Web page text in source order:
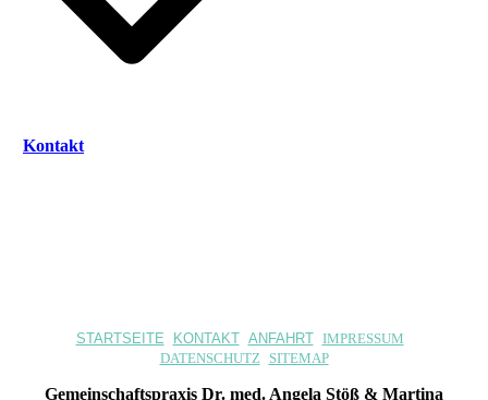
Kontakt
STARTSEITE KONTAKT ANFAHRT IMPRESSUM
DATENSCHUTZ
SITEMAP
Gemeinschaftspraxis Dr. med. Angela Stöß & Martina